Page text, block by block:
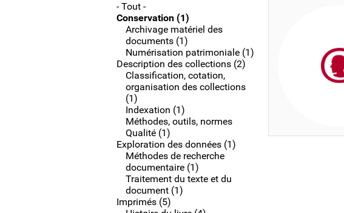
- Tout -
Conservation (1)
Archivage matériel des
documents (1)
Numérisation patrimoniale (1)
Description des collections (2)
Classification, cotation,
organisation des collections
(1)
Indexation (1)
Méthodes, outils, normes
Qualité (1)
Exploration des données (1)
Méthodes de recherche
documentaire (1)
Traitement du texte et du
document (1)
Imprimés (5)